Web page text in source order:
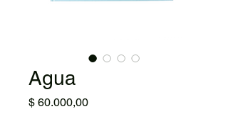
Agua
$ 60.000,00Precio